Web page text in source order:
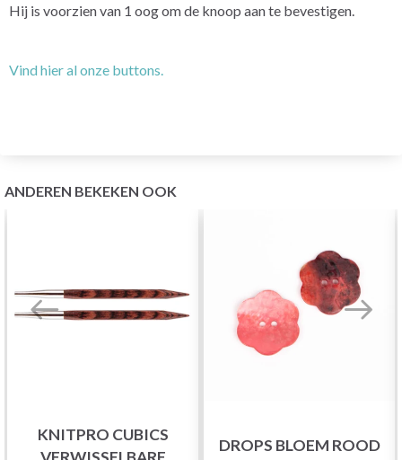
Hij is voorzien van 1 oog om de knoop aan te bevestigen.
Vind hier al onze buttons.
ANDEREN BEKEKEN OOK
KNITPRO CUBICS
DROPS BLOEM ROOD